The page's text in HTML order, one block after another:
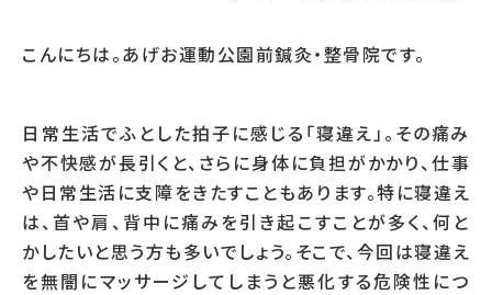
こんにちは。あげお運動公園前鍼灸・整骨院です。
日常生活でふとした拍子に感じる「寝違え」。その痛み
や不快感が長引くと、さらに身体に負担がかかり、仕事
や日常生活に支障をきたすこともあります。特に寝違え
は、首や肩、背中に痛みを引き起こすことが多く、何と
かしたいと思う方も多いでしょう。そこで、今回は寝違え
を無闇にマッサージしてしまうと悪化する危険性につ